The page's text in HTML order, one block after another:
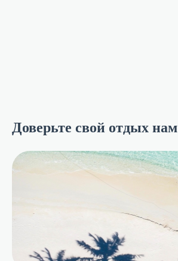
Доверьте свой отдых нам